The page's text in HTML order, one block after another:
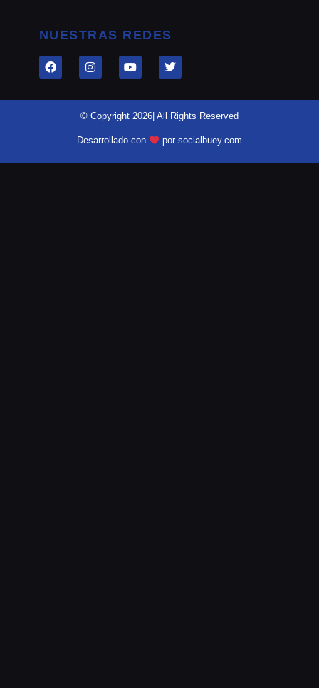
NUESTRAS REDES
© Copyright 2026| All Rights Reserved
Desarrollado con por socialbuey.com